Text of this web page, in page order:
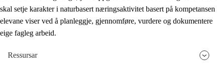
skal setje karakter i naturbasert næringsaktivitet basert på kompetansen
elevane viser ved å planleggje, gjennomføre, vurdere og dokumentere
eige fagleg arbeid.
Ressursar